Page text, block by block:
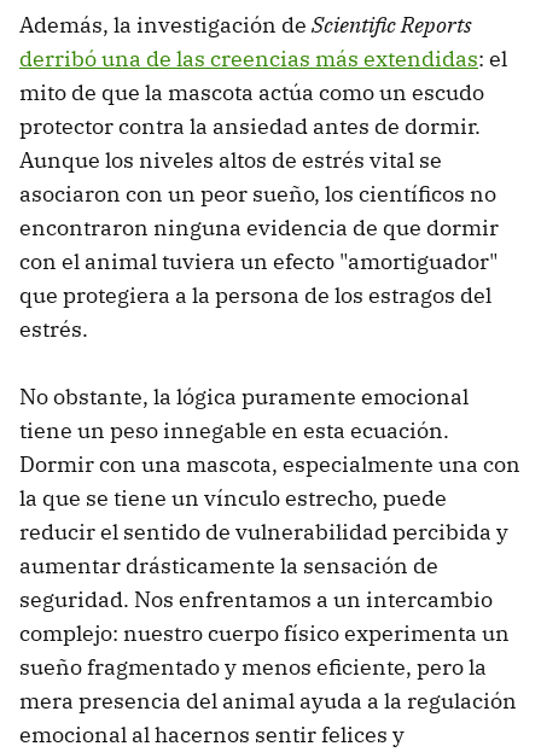
Además, la investigación de Scientific Reports
derribó una de las creencias más extendidas: el
mito de que la mascota actúa como un escudo
protector contra la ansiedad antes de dormir.
Aunque los niveles altos de estrés vital se
asociaron con un peor sueño, los científicos no
encontraron ninguna evidencia de que dormir
con el animal tuviera un efecto "amortiguador"
que protegiera a la persona de los estragos del
estrés.
No obstante, la lógica puramente emocional
tiene un peso innegable en esta ecuación.
Dormir con una mascota, especialmente una con
la que se tiene un vínculo estrecho, puede
reducir el sentido de vulnerabilidad percibida y
aumentar drásticamente la sensación de
seguridad. Nos enfrentamos a un intercambio
complejo: nuestro cuerpo físico experimenta un
sueño fragmentado y menos eficiente, pero la
mera presencia del animal ayuda a la regulación
emocional al hacernos sentir felices y